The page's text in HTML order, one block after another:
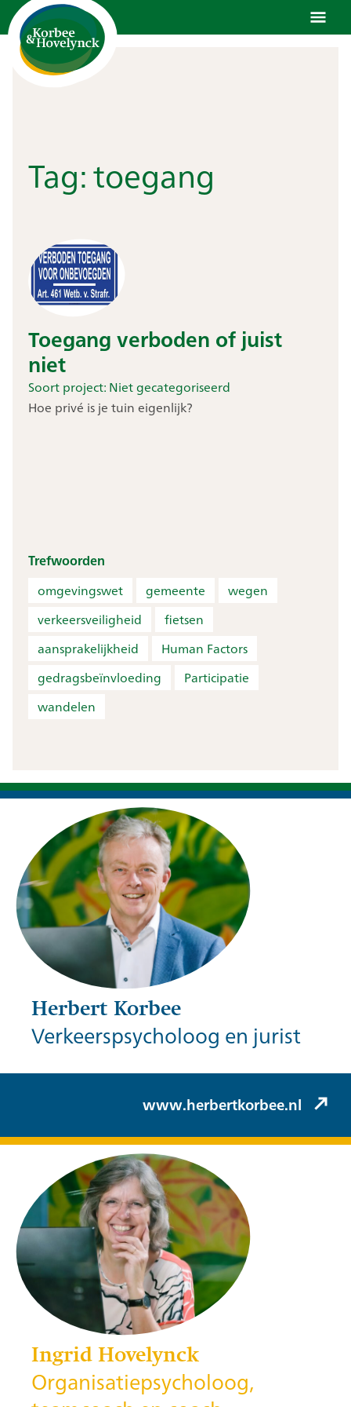
Ga
naar
inhoud
Tag:toegang
Toegang verboden of juist
niet
Soort project:Niet gecategoriseerd
Hoe privé is je tuin eigenlijk?
Trefwoorden
omgevingswet
gemeente
wegen
verkeersveiligheid
fietsen
aansprakelijkheid
Human Factors
gedragsbeïnvloeding
Participatie
wandelen
Herbert Korbee (Korbee & Hovelynck)
Herbert Korbee
Verkeerspsycholoog en jurist
www.herbertkorbee.nl
Ingrid Hovelynck
Organisatiepsycholoog,